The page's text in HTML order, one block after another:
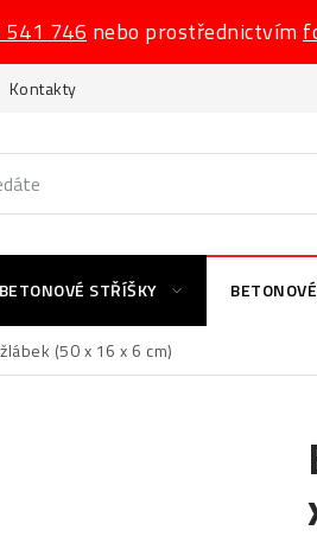
541 746 nebo prostřednictvím
Kontakty
BETONOVÉ STŘÍŠKY
(50 x 16 x 6 cm)